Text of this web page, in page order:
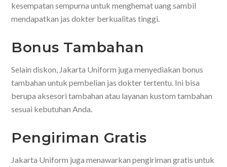
kesempatan sempurna untuk menghemat uang sambil
mendapatkan jas dokter berkualitas tinggi.
Bonus Tambahan
Selain diskon, Jakarta Uniform juga menyediakan bonus
tambahan untuk pembelian jas dokter tertentu. Ini bisa
berupa aksesori tambahan atau layanan kustom tambahan
sesuai kebutuhan Anda.
Pengiriman Gratis
Jakarta Uniform juga menawarkan pengiriman gratis untuk